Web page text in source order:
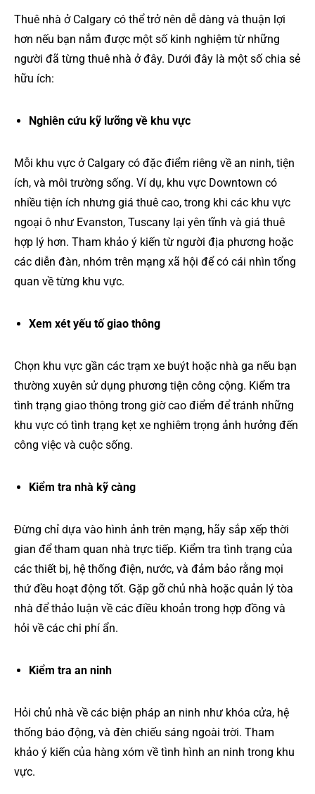
Thuê nhà ở Calgary có thể trở nên dễ dàng và thuận lợi
hơn nếu bạn nắm được một số kinh nghiệm từ những
người đã từng thuê nhà ở đây. Dưới đây là một số chia sẻ
hữu ích:
Nghiên cứu kỹ lưỡng về khu vực
Mỗi khu vực ở Calgary có đặc điểm riêng về an ninh, tiện
ích, và môi trường sống. Ví dụ, khu vực Downtown có
nhiều tiện ích nhưng giá thuê cao, trong khi các khu vực
ngoại ô như Evanston, Tuscany lại yên tĩnh và giá thuê
hợp lý hơn. Tham khảo ý kiến từ người địa phương hoặc
các diễn đàn, nhóm trên mạng xã hội để có cái nhìn tổng
quan về từng khu vực.
Xem xét yếu tố giao thông
Chọn khu vực gần các trạm xe buýt hoặc nhà ga nếu bạn
thường xuyên sử dụng phương tiện công cộng. Kiểm tra
tình trạng giao thông trong giờ cao điểm để tránh những
khu vực có tình trạng kẹt xe nghiêm trọng ảnh hưởng đến
công việc và cuộc sống.
Kiểm tra nhà kỹ càng
Đừng chỉ dựa vào hình ảnh trên mạng, hãy sắp xếp thời
gian để tham quan nhà trực tiếp. Kiểm tra tình trạng của
các thiết bị, hệ thống điện, nước, và đảm bảo rằng mọi
thứ đều hoạt động tốt. Gặp gỡ chủ nhà hoặc quản lý tòa
nhà để thảo luận về các điều khoản trong hợp đồng và
hỏi về các chi phí ẩn.
Kiểm tra an ninh
Hỏi chủ nhà về các biện pháp an ninh như khóa cửa, hệ
thống báo động, và đèn chiếu sáng ngoài trời. Tham
khảo ý kiến của hàng xóm về tình hình an ninh trong khu
vực.